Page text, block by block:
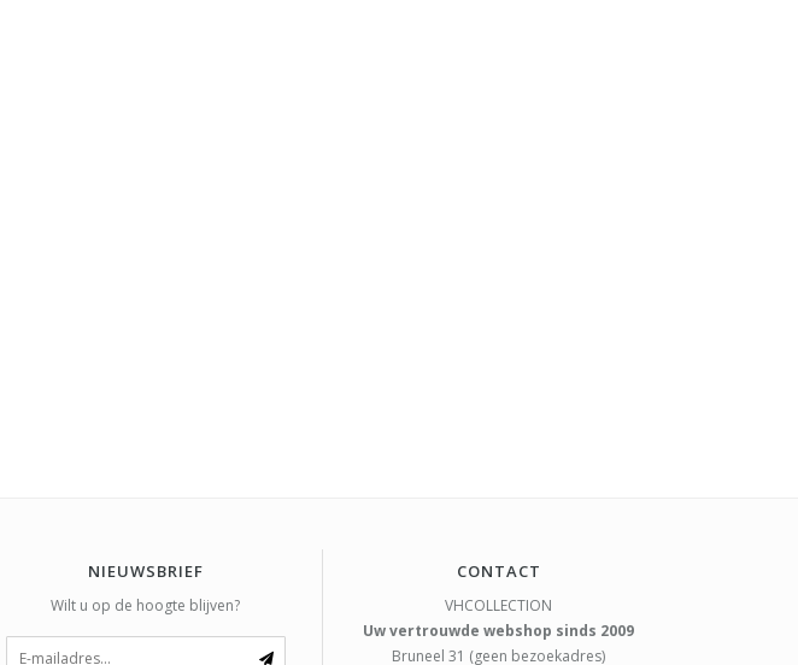
NIEUWSBRIEF
Wilt u op de hoogte blijven?
CONTACT
VHCOLLECTION
Uw vertrouwde webshop sinds 2009
Bruneel 31 (geen bezoekadres)